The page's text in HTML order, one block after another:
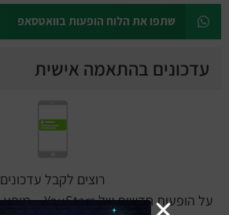
שתפו את הלוח הופעות בוואטסאפ
עדכונים בהתאמה אישית
רוצים לקבל עדכונים
על הופעות חדשות של YouStars – מופע היוטיוברים של הקיץ?